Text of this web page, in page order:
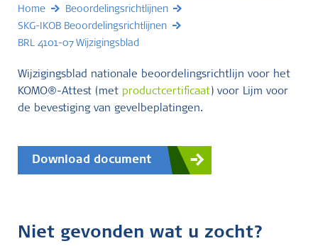
Home
Beoordelingsrichtlijnen
SKG-IKOB Beoordelingsrichtlijnen
BRL 4101-07 Wijzigingsblad
Wijzigingsblad nationale beoordelingsrichtlijn voor het
KOMO®-Attest (met productcertificaat) voor Lijm voor
de bevestiging van gevelbeplatingen.
Download document
Niet gevonden wat u zocht?